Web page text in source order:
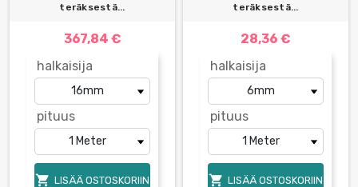
teräksestä...
367,84 €
halkaisija
pituus
 LISÄÄ OSTOSKORIIN
teräksestä...
28,36 €
halkaisija
pituus
 LISÄÄ OSTOSKORIIN